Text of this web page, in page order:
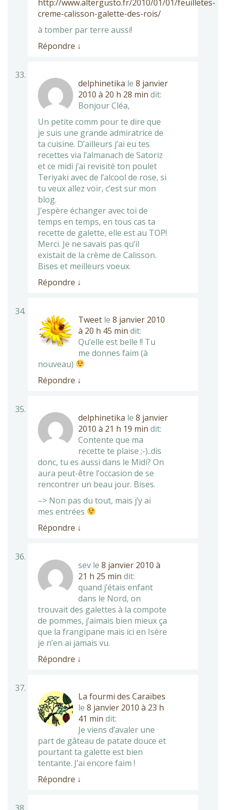
http://www.altergusto.fr/2010/01/01/feuilletes-
creme-calisson-galette-des-rois/
à tomber par terre aussi!
Répondre ↓
delphinetika le 8 janvier
2010 à 20 h 28 min dit:
Bonjour Cléa,
Un petite comm pour te dire que
je suis une grande admiratrice de
ta cuisine. D’ailleurs j’ai eu tes
recettes via l’almanach de Satoriz
et ce midi j’ai revisité ton poulet
Teriyaki avec de l’alcool de rose, si
tu veux allez voir, c’est sur mon
blog.
J’espère échanger avec toi de
temps en temps, en tous cas ta
recette de galette, elle est au TOP!
Merci. Je ne savais pas qu’il
existait de la crème de Calisson.
Bises et meilleurs voeux.
Répondre ↓
Tweet le 8 janvier 2010
à 20 h 45 min dit:
Qu’elle est belle !! Tu
me donnes faim (à
nouveau)
Répondre ↓
delphinetika le 8 janvier
2010 à 21 h 19 min dit:
Contente que ma
recette te plaise ;-)..dis
donc, tu es aussi dans le Midi? On
aura peut-être l’occasion de se
rencontrer un beau jour. Bises.
–> Non pas du tout, mais j’y ai
mes entrées
Répondre ↓
sev le 8 janvier 2010 à
21 h 25 min dit:
quand j’étais enfant
dans le Nord, on
trouvait des galettes à la compote
de pommes, j’aimais bien mieux ça
que la frangipane mais ici en Isère
je n’en ai jamais vu.
Répondre ↓
La fourmi des Caraïbes
le 8 janvier 2010 à 23 h
41 min dit:
Je viens d’avaler une
part de gâteau de patate douce et
pourtant ta galette est bien
tentante. J’ai encore faim !
Répondre ↓